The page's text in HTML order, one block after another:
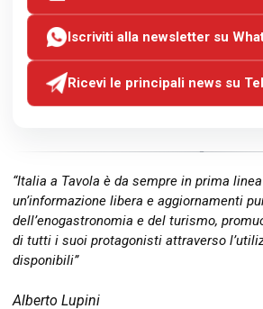
Iscriviti alla newsletter su
Ricevi le principali news su
“Italia a Tavola è da sempre in prima
un’informazione libera e aggiornamenti
dell’enogastronomia e del turismo,
di tutti i suoi protagonisti attraverso
disponibili”
Alberto Lupini